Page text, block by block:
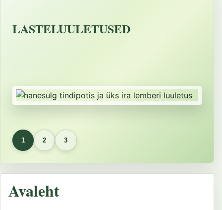
LASTELUULETUSED
1 2 3
Avaleht